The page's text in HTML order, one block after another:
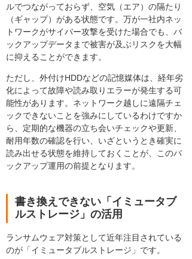
ルでつながっておらず、空気（エア）の隔たり
（ギャップ）がある状態です。万が一社内ネッ
トワークがサイバー攻撃を受けた場合でも、バ
ックアップデータまで被害が及ぶリスクを大幅
に抑えることができます。
ただし、外付けHDDなどの記憶媒体は、経年劣
化によって故障や読み取りエラーが発生する可
能性があります。ネットワーク越しに遠隔チェ
ックできないことを強みにしているわけですか
ら、定期的な機器の立ち会いチェックや更新、
耐用年数の確認を行い、いざというとき確実に
読み出せる状態を維持しておくことが、このバ
ックアップ運用の前提となります。
書き換えできない「イミュータブ
ルストレージ」の活用
ランサムウェア対策として近年注目されている
のが「イミュータブルストレージ」です。